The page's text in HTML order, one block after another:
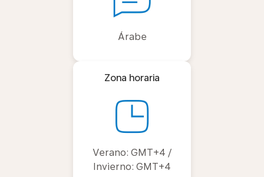
Árabe
Zona horaria
Verano: GMT+4 /
Invierno: GMT+4